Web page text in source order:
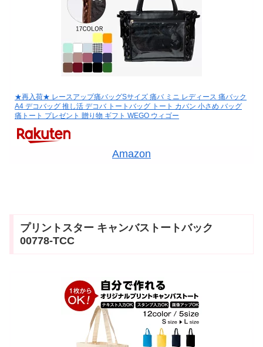
★再入荷★ レースアップ痛バッグSサイズ 痛バ ミニ レディース 痛バック
A4 デコバッグ 推し活 デコバ トートバッグ トート カバン 小さめ バッグ
痛トート プレゼント 贈り物 ギフト WEGO ウィゴー
Amazon
プリントスター キャンバストートバック
00778-TCC